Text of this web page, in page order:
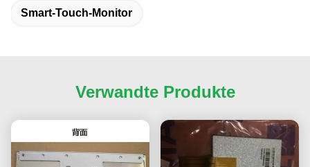
Smart-Touch-Monitor
Verwandte Produkte